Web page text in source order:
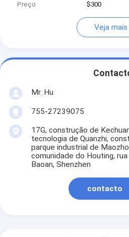
Preço
$300
Veja mais
Mr. Hu
755-27239075
17G, construção de
tecnologia de Quanzhi,
parque industrial de
comunidade do Houting,
Baoan, Shenzhen
contacto